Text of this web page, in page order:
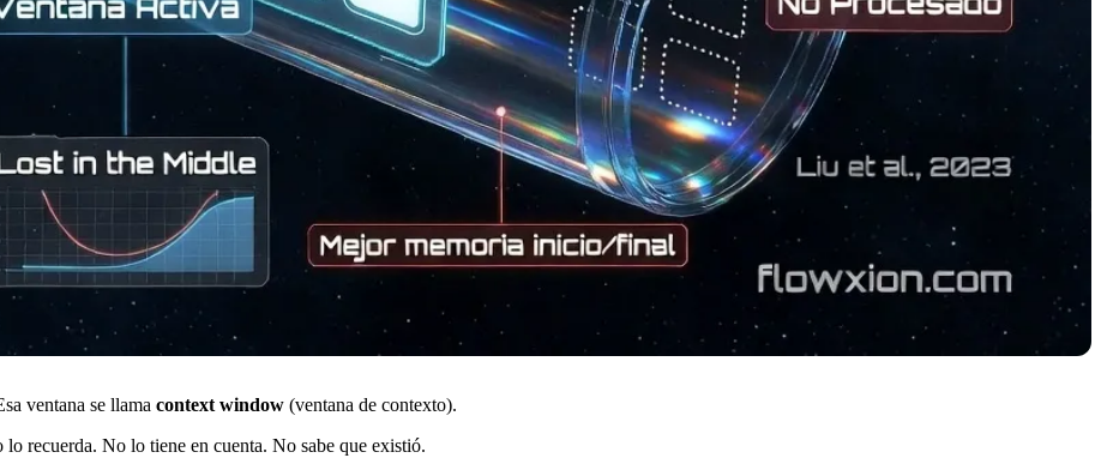
ventana se llama context window (ventana de contexto).
recuerda. No lo tiene en cuenta. No sabe que existió.